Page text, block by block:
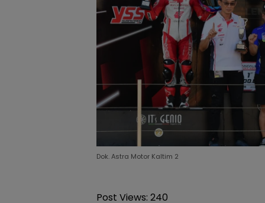
Dok. Astra Motor Kaltim 2
Post Views: 240